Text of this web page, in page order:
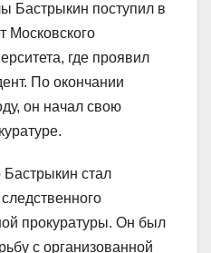
Бастрыкин поступил в
Московского
где проявил
По окончании
он начал свою
Бастрыкин стал
прокуратуры. Он был
с организованной